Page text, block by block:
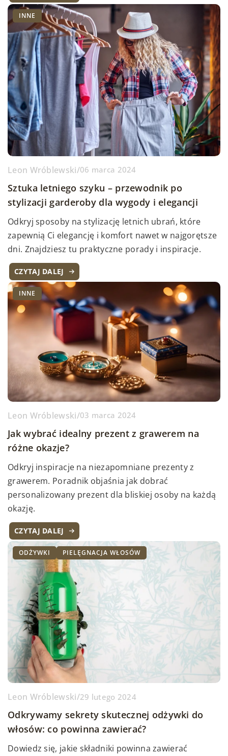
INNE
Leon Wróblewski/06 marca 2024
Sztuka letniego szyku – przewodnik po
stylizacji garderoby dla wygody i elegancji
Odkryj sposoby na stylizację letnich ubrań, które
zapewnią Ci elegancję i komfort nawet w najgorętsze
dni. Znajdziesz tu praktyczne porady i inspiracje.
CZYTAJ DALEJ
INNE
Leon Wróblewski/03 marca 2024
Jak wybrać idealny prezent z grawerem na
różne okazje?
Odkryj inspiracje na niezapomniane prezenty z
grawerem. Poradnik objaśnia jak dobrać
personalizowany prezent dla bliskiej osoby na każdą
okazję.
CZYTAJ DALEJ
ODŻYWKI PIELĘGNACJA WŁOSÓW
Leon Wróblewski/29 lutego 2024
Odkrywamy sekrety skutecznej odżywki do
włosów: co powinna zawierać?
Dowiedz się, jakie składniki powinna zawierać